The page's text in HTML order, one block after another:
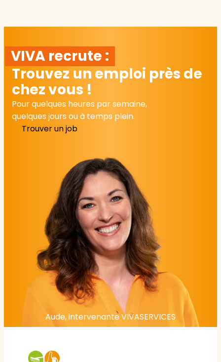
VIVA recrute :
Trouvez un emploi près de
chez vous !
Pour quelques heures par semaine,
quelques jours ou à temps plein.
Trouver un job
Aude, intervenante VIVASERVICES